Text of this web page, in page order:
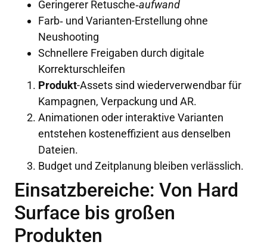
Geringerer Retusche‑aufwand
Farb‑ und Varianten-Erstellung ohne
Neushooting
Schnellere Freigaben durch digitale
Korrekturschleifen
Produkt-Assets sind wiederverwendbar für
Kampagnen, Verpackung und AR.
Animationen oder interaktive Varianten
entstehen kosteneffizient aus denselben
Dateien.
Budget und Zeitplanung bleiben verlässlich.
Einsatzbereiche: Von Hard
Surface bis großen
Produkten